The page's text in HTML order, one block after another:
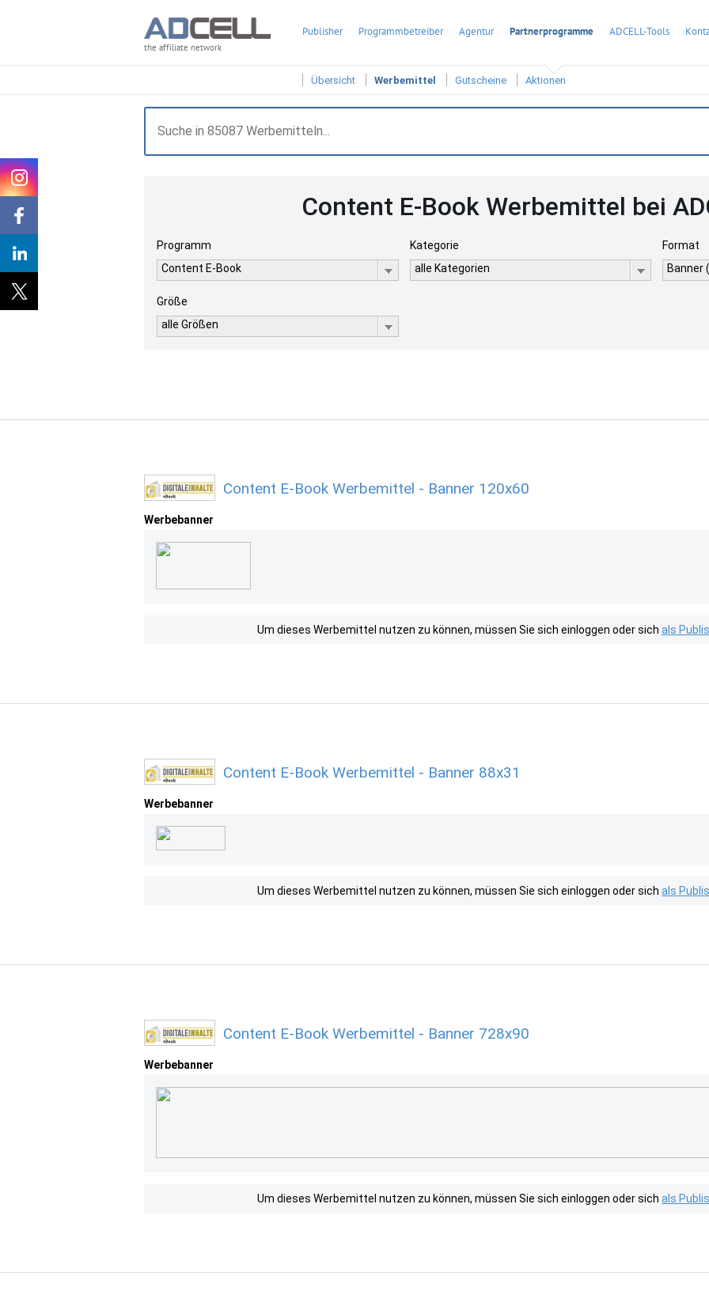
the affiliate network
Publisher Programmbetreiber Agentur Partnerprogramme ADCELL-Tools
Übersicht Werbemittel Gutscheine Aktionen
Content E-Book Werbemittel bei
Programm
Content E-Book
Kategorie
alle Kategorien
Format
Banner
Größe
alle Größen
Content E-Book Werbemittel - Banner 120x60
Werbebanner
Um dieses Werbemittel nutzen zu können, müssen Sie sich einloggen oder sich als
Content E-Book Werbemittel - Banner 88x31
Werbebanner
Um dieses Werbemittel nutzen zu können, müssen Sie sich einloggen oder sich als
Content E-Book Werbemittel - Banner 728x90
Werbebanner
Um dieses Werbemittel nutzen zu können, müssen Sie sich einloggen oder sich als